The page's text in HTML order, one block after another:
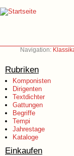
Navigation:
Rubriken
Komponisten
Dirigenten
Textdichter
Gattungen
Begriffe
Tempi
Jahrestage
Kataloge
Einkaufen